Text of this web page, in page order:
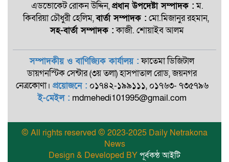
এডভোকেট রোকন ‍উদ্দিন,প্রধান উপদেষ্টা সম্পাদক :ম.
কিবরিয়া চৌধুরী হেলিম,বার্তা সম্পাদক : মো.মিজানুর রহমান,
সহ-বার্তা সম্পাদক :কাজী. শোয়াইব আলম
সম্পাদকীয় ও বাণিজ্যিক কার্যালয় :ফাতেমা ডিজিটাল
ডায়গনস্টিক সেন্টার (৩য় তলা) হাসপাতাল রোড, জয়নগর
নেত্রকোণা। প্রয়োজনে : ০১৭৪২-১৯৯১১১, ০১৭৬৩- ৭৩৫৭৯৬
ই-মেইল : mdmehedi101995@gmail.com
© All rights reserved © 2023-2025 Daily Netrakona
News
Design & Developed BYপূর্বকন্ঠ আইটি